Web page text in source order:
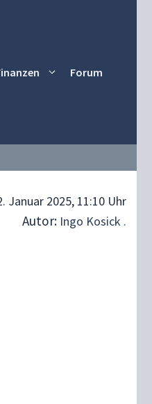
Forum
Januar 2025, 11:10 Uhr
Autor: Ingo Kosick .